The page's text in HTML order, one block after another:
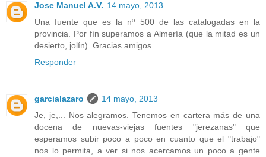
Jose Manuel A.V. 14 mayo, 2013
Una fuente que es la nº 500 de las catalogadas en la
provincia. Por fín superamos a Almería (que la mitad es un
desierto, jolín). Gracias amigos.
Responder
garcialazaro
14 mayo, 2013
Je, je,... Nos alegramos. Tenemos en cartera más de una
docena de nuevas-viejas fuentes "jerezanas" que
esperamos subir poco a poco en cuanto que el "trabajo"
nos lo permita, a ver si nos acercamos un poco a gente